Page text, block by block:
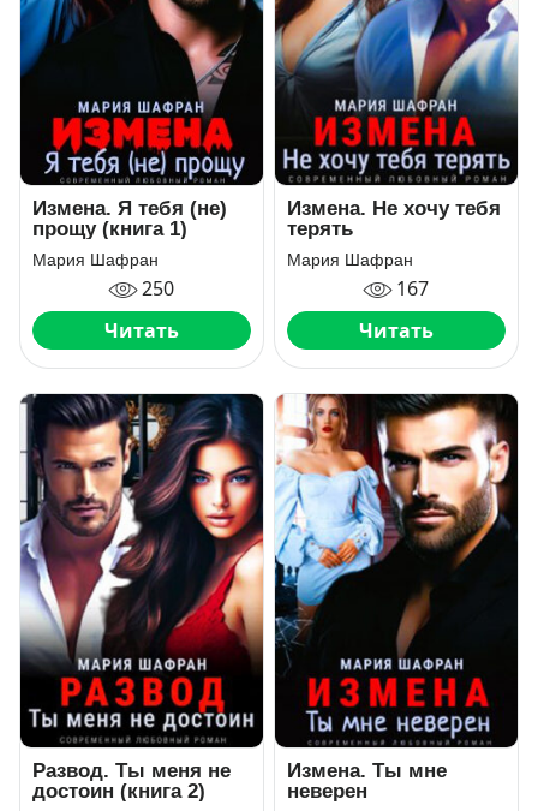
Измена. Я тебя (не)
прощу (книга 1)
Мария Шафран
250
Читать
Измена. Не хочу тебя
терять
Мария Шафран
167
Читать
Развод. Ты меня не
достоин (книга 2)
Измена. Ты мне
неверен